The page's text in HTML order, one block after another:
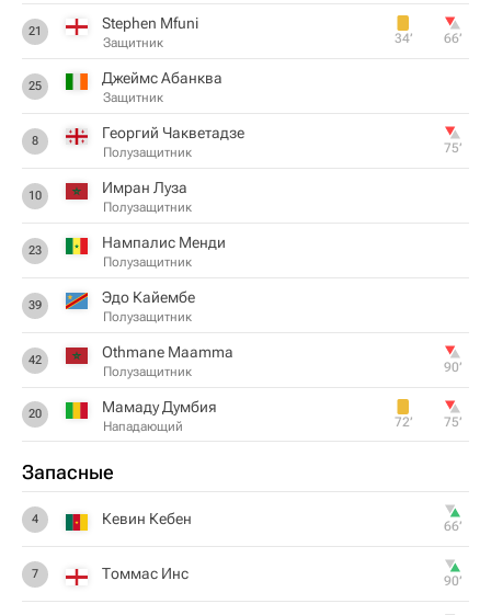
21 Stephen Mfuni
Защитник 34‎’‎ 66‎’‎
25 Джеймс Абанква
Защитник
8 Георгий Чакветадзе
Полузащитник 75‎’‎
10 Имран Луза
Полузащитник
23 Нампалис Менди
Полузащитник
39 Эдо Кайембе
Полузащитник
42 Othmane Maamma
Полузащитник 90‎’‎
20 Мамаду Думбия
Нападающий 72‎’‎ 75‎’‎
Запасные
4 Кевин Кебен 66‎’‎
7 Томмас Инс 90‎’‎